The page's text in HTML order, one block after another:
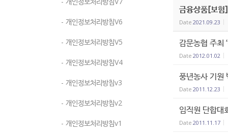
- 개인정보처리방침V6
- 개인정보처리방침V5
- 개인정보처리방침V4
- 개인정보처리방침v3
- 개인정보처리방침v2
- 개인정보처리방침v1
금융상품[보험
Date 2021.09.23
감문농협 주최
Date 2012.01.02
풍년농사 기원
Date 2011.12.23
임직원 단합대
Date 2011.11.17